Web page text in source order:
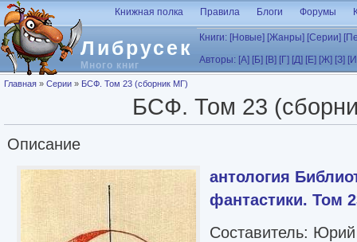
Перейти к основному содержанию
Либрусек
Много книг
Книжная полка Правила Блоги Форумы
Книги: [Новые] [Жанры] [Серии]
Авторы: [А] [Б] [В] [Г] [Д] [Е] [Ж] [З]
Вы здесь
Главная » Серии » БСФ. Том 23 (сборник МГ)
БСФ. Том 23
Описание
антология
фантастики. Том
Составитель: